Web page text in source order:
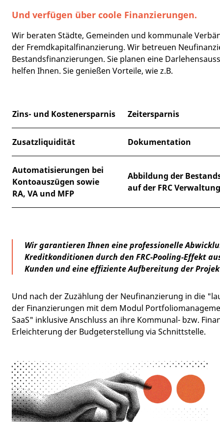
Und verfügen über coole Finanzierungen.
Wir beraten Städte, Gemeinden und kommunale
der Fremdkapitalfinanzierung. Wir betreuen
Bestandsfinanzierungen. Sie planen eine
helfen Ihnen. Sie genießen Vorteile, wie z.B.
Zins- und Kostenersparnis Zeitersparnis
Zusatzliquidität Dokumentation
Automatisierungen bei
Kontoauszügen sowie
RA, VA und MFP
Abbildung der
auf der FRC
Wir garantieren Ihnen eine professionelle
Kreditkonditionen durch den FRC-Pooling-Effekt
Kunden und eine effiziente Aufbereitung der
Und nach der Zuzählung der Neufinanzierung in die
der Finanzierungen mit dem Modul
SaaS" inklusive Anschluss an ihre Kommunal- bzw.
Erleichterung der Budgeterstellung via Schnittstelle.